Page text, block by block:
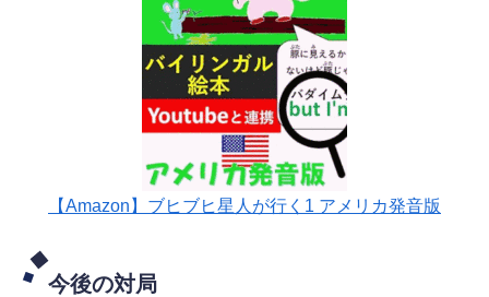
【Amazon】ブヒブヒ星人が行く1 アメリカ発音版
今後の対局